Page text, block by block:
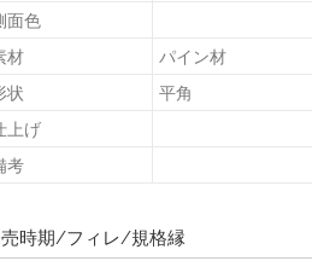
面色
材
パイン材
状
平角
上げ
考
時期/フィレ/規格縁